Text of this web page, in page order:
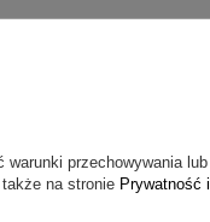
warunki przechowywania lub
na stronie Prywatność i